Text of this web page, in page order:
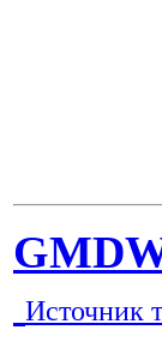
Источник